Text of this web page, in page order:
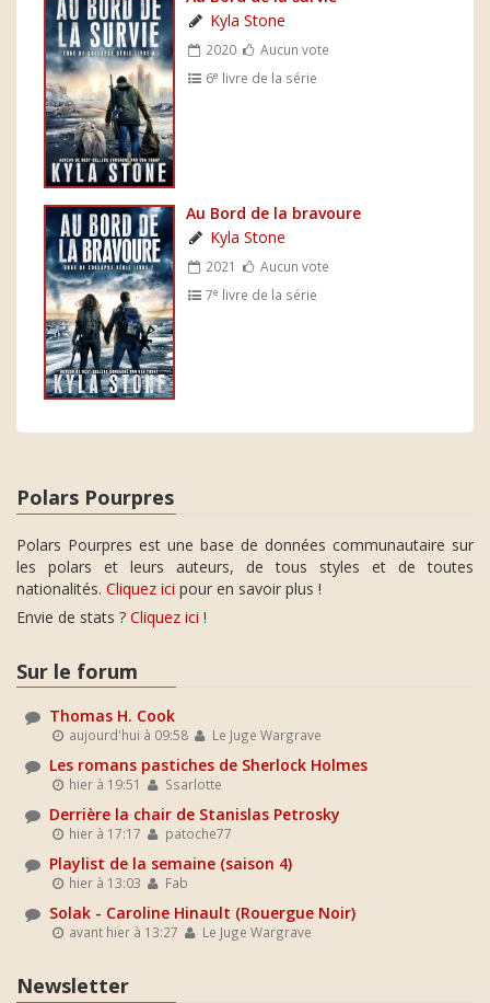
Kyla Stone
2020
Aucun vote
6e livre de la série
Au Bord de la bravoure
Kyla Stone
2021
Aucun vote
7e livre de la série
Polars Pourpres
Polars Pourpres est une base de données communautaire sur
les polars et leurs auteurs, de tous styles et de toutes
nationalités. Cliquez ici pour en savoir plus !
Envie de stats ? Cliquez ici !
Sur le forum
Thomas H. Cook
aujourd'hui à 09:58 Le Juge Wargrave
Les romans pastiches de Sherlock Holmes
hier à 19:51 Ssarlotte
Derrière la chair de Stanislas Petrosky
hier à 17:17 patoche77
Playlist de la semaine (saison 4)
hier à 13:03 Fab
Solak - Caroline Hinault (Rouergue Noir)
avant hier à 13:27 Le Juge Wargrave
Newsletter